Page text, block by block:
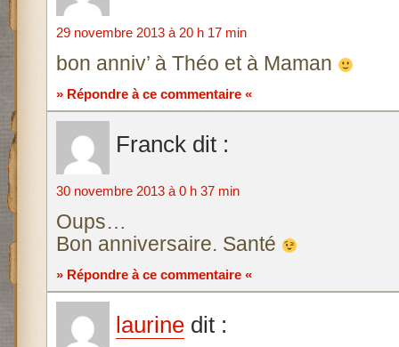
29 novembre 2013 à 20 h 17 min
bon anniv’ à Théo et à Maman
» Répondre à ce commentaire «
Franck dit :
30 novembre 2013 à 0 h 37 min
Oups…
Bon anniversaire. Santé
» Répondre à ce commentaire «
laurine dit :